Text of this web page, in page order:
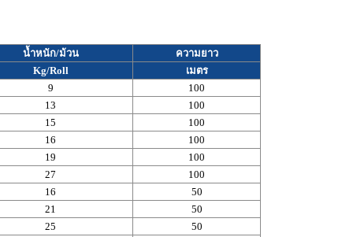
น้ำหนัก/ม้วน
ความยาว
Kg/Roll
เมตร
9
100
13
100
15
100
16
100
19
100
27
100
16
50
21
50
25
50